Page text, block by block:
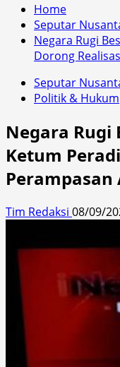
Home
Seputar
Negara Rugi
Dorong
Seputar
Politik & Hukum
Negara Rugi
Ketum
Perampasan
Tim Redaksi 08/09/